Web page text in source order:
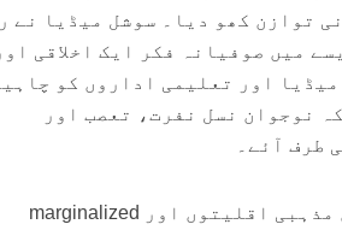
توازن کھو دیا۔ سوشل میڈیا نے
میں صوفیانہ فکر ایک اخلاقی اور
اور تعلیمی اداروں کو
نوجوان نسل نفرت، تعصب اور
طرف آئے۔
اس سیمینار کا ایک اور اہم پہلو یہ تھا کہ یہاں مذہبی اقلیتوں اور marginalized